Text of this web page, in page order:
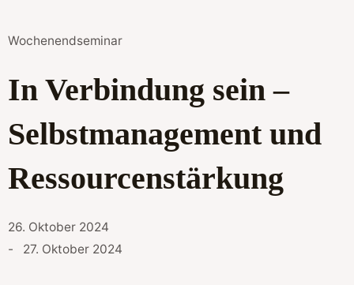
Wochenendseminar
In Verbindung sein –
Selbstmanagement und
Ressourcenstärkung
26. Oktober 2024
- 27. Oktober 2024